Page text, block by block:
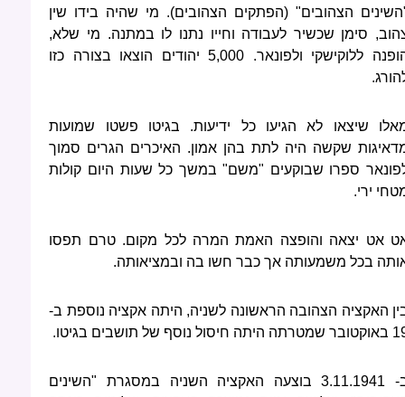
הצהובים" (הפתקים הצהובים). מי שהיה בידו שין
סימן שכשיר לעבודה וחייו נתנו לו במתנה. מי שלא,
הופנה ללוקישקי ולפונאר. 5,000 יהודים הוצאו בצורה כזו
שיצאו לא הגיעו כל ידיעות. בגיטו פשטו שמועות
שקשה היה לתת בהן אמון. האיכרים הגרים סמוך
ספרו שבוקעים "משם" במשך כל שעות היום קולות
ירי.
אט יצאה והופצה האמת המרה לכל מקום. טרם תפסו
בכל משמעותה אך כבר חשו בה ובמציאותה.
האקציה הצהובה הראשונה לשניה, היתה אקציה נוספת ב-
חיסול נוסף של תושבים בגיטו.
ב- 3.11.1941 בוצעה האקציה השניה במסגרת "השינים